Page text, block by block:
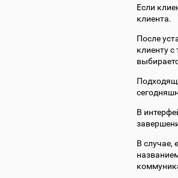
Если
клиента.
После
клиенту
В
В случае,